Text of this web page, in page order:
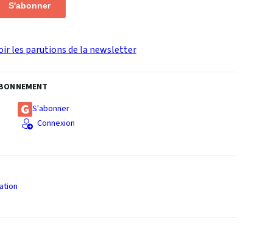
S'abonner
les parutions de la newsletter
S'abonner
Connexion